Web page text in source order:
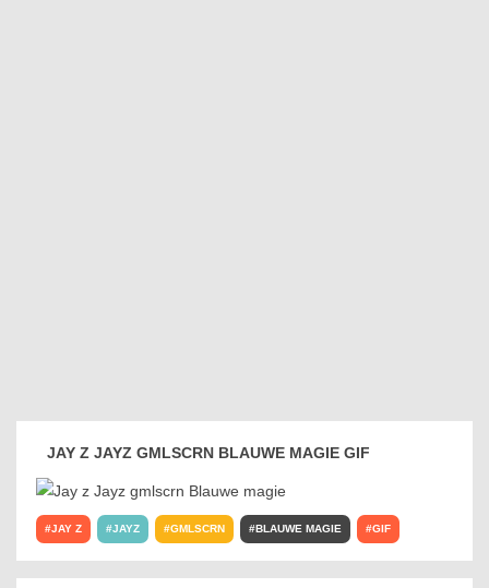
JAY Z JAYZ GMLSCRN BLAUWE MAGIE GIF
JAY Z JAYZ GMLSCRN BLAUWE MAGIE GIF